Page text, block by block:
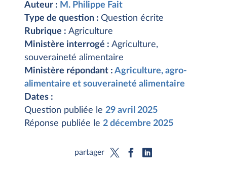
Auteur : M. Philippe Fait
Type de question : Question écrite
Rubrique : Agriculture
Ministère interrogé : Agriculture,
souveraineté alimentaire
Ministère répondant : Agriculture, agro-
alimentaire et souveraineté alimentaire
Dates :
Question publiée le 29 avril 2025
Réponse publiée le 2 décembre 2025
partager